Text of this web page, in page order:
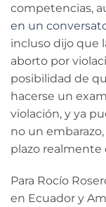
competencias,
en un
incluso dijo que
aborto por
posibilidad de
hacerse un
violación, y ya
no un
plazo realmente
Para Rocío
en Ecuador y